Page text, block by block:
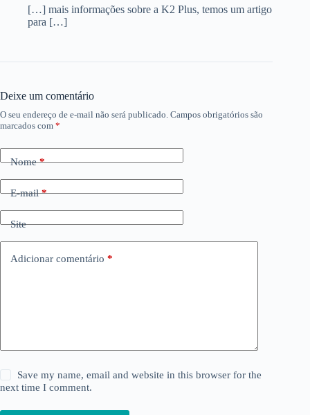
[…] mais informações sobre a K2 Plus, temos um artigo
para […]
Deixe um comentário
O seu endereço de e-mail não será publicado. Campos obrigatórios são
marcados com *
Nome*
E-mail*
Site
Adicionar comentário *
Save my name, email and website in this browser for the
next time I comment.